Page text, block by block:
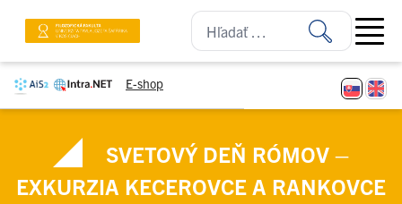
E-shop
Open
SVETOVÝ DEŇ RÓMOV –
EXKURZIA KECEROVCE A RANKOVCE